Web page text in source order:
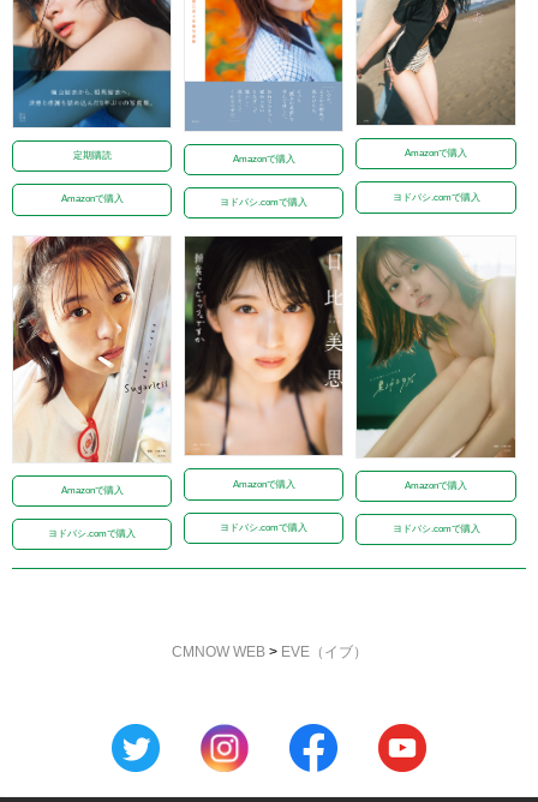
定期購読
Amazonで購入
Amazonで購入
ヨドバシ.comで購入
Amazonで購入
ヨドバシ.comで購入
Amazonで購入
ヨドバシ.comで購入
Amazonで購入
ヨドバシ.comで購入
Amazonで購入
ヨドバシ.comで購入
CMNOW WEB> EVE（イブ）